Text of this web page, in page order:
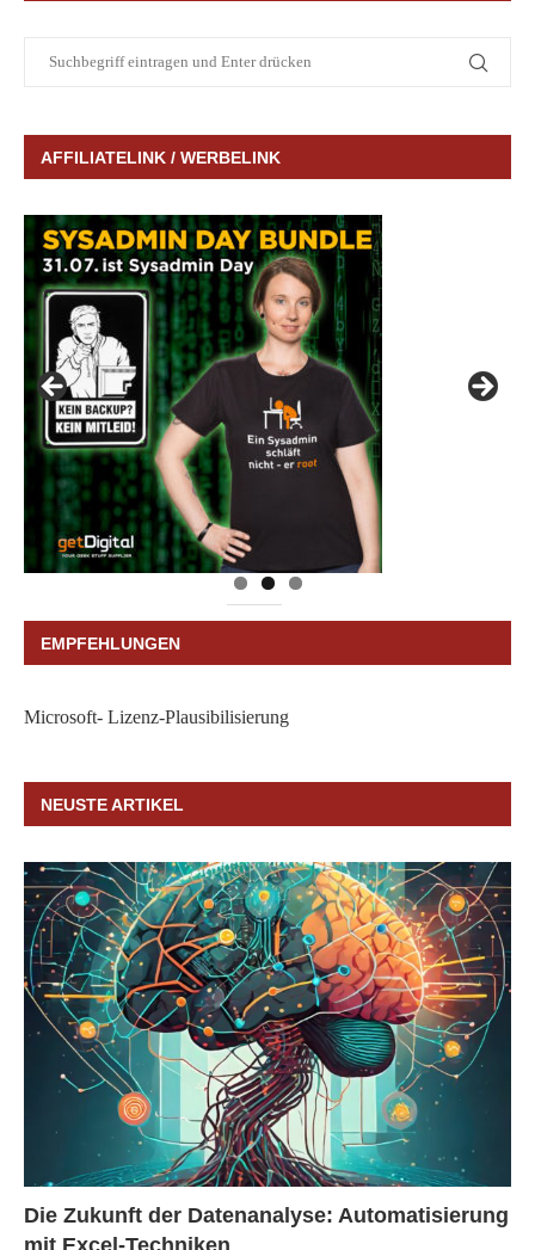
AFFILIATELINK / WERBELINK
EMPFEHLUNGEN
Microsoft- Lizenz-Plausibilisierung
NEUSTE ARTIKEL
Die Zukunft der Datenanalyse: Automatisierung
mit Excel-Techniken